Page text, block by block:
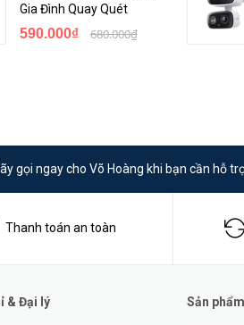
Gia Đình Quay Quét
590.000₫ 680.000₫
gọi ngay cho Võ Hoàng khi bạn cần hỗ
Thanh toán an toàn
& Đại lý Sản